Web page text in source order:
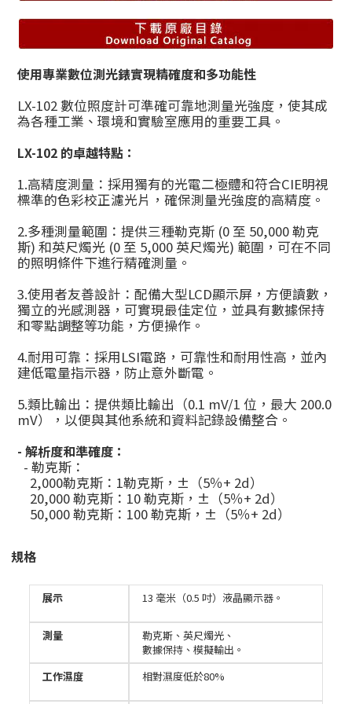
使用專業數位測光錶實現精確度和多功能性
LX-102 數位照度計可準確可靠地測量光強度，使其成
為各種工業、環境和實驗室應用的重要工具。
LX-102 的卓越特點：
1.高精度測量： 採用獨有的光電二極體和符合CIE明視
標準的色彩校正濾光片，確保測量光強度的高精度。
2.多種測量範圍： 提供三種勒克斯 (0 至 50,000 勒克
斯) 和英尺燭光 (0 至 5,000 英尺燭光) 範圍，可在不同
的照明條件下進行精確測量。
3.使用者友善設計： 配備大型LCD顯示屏，方便讀數，
獨立的光感測器，可實現最佳定位，並具有數據保持
和零點調整等功能，方便操作。
4.耐用可靠： 採用LSI電路，可靠性和耐用性高，並內
建低電量指示器，防止意外斷電。
5.類比輸出： 提供類比輸出（0.1 mV/1 位，最大 200.0
mV），以便與其他系統和資料記錄設備整合。
- 解析度和準確度：
- 勒克斯：
2,000勒克斯：1勒克斯，±（5％+ 2d）
20,000 勒克斯：10 勒克斯，±（5％+ 2d）
50,000 勒克斯：100 勒克斯，±（5％+ 2d）
規格
展示 13 毫米（0.5 吋）液晶顯示器。
測量
勒克斯、英尺燭光、
數據保持、模擬輸出。
工作濕度
相對濕度低於80%